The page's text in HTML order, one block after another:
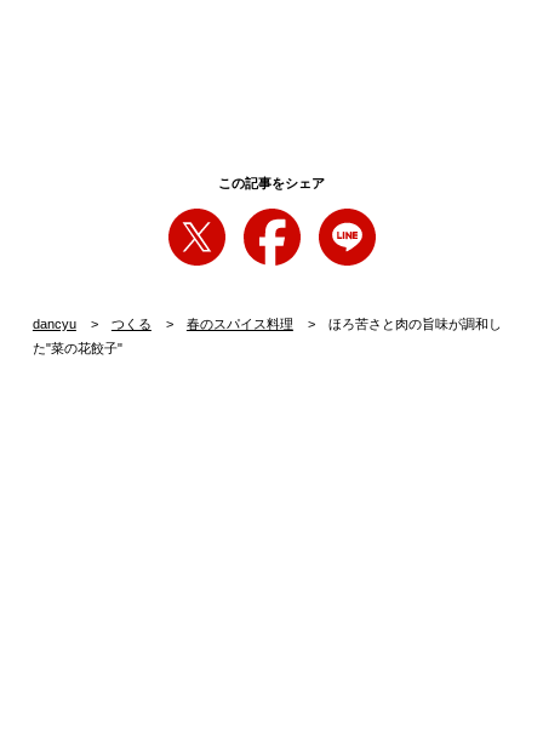
この記事をシェア
dancyu つくる 春のスパイス料理
ほろ苦さと肉の旨味が調和し
た"菜の花餃子"